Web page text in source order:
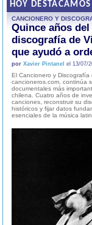
HOY DESTACAMOS
CANCIONERO Y
Quince años
discografía de
que ayudó a
por Xavier Pintanel el 13/07/
El Cancionero y
cancioneros.com, continúa
documentales más
chilena. Cuatro años de
canciones, reconstruir su
históricos y fijar datos
esenciales de la música